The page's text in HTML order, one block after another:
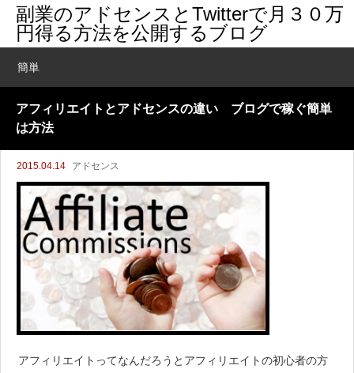
副業のアドセンスとTwitterで月３０万
円得る方法を公開するブログ
簡単
アフィリエイトとアドセンスの違い ブログで稼ぐ簡単
は方法
2015.04.14 アドセンス
アフィリエイトってなんだろうとアフィリエイトの初心者の方